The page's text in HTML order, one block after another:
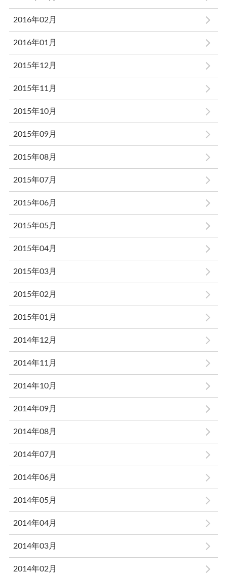
2016年02月
2016年01月
2015年12月
2015年11月
2015年10月
2015年09月
2015年08月
2015年07月
2015年06月
2015年05月
2015年04月
2015年03月
2015年02月
2015年01月
2014年12月
2014年11月
2014年10月
2014年09月
2014年08月
2014年07月
2014年06月
2014年05月
2014年04月
2014年03月
2014年02月